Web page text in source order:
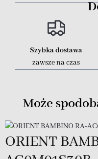
Szybka dostawa
zawsze na czas
Może
ORIENT